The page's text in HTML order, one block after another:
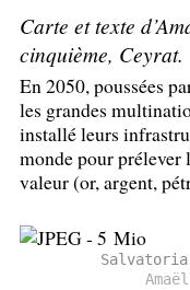
Carte et texte
cinquième, Ceyrat.
En 2050, poussées
les grandes
installé leurs
monde pour prélever
valeur (or, argent,